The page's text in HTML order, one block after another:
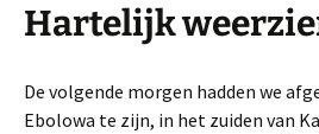
Hartelijk
De volgende morgen hadden we
Ebolowa te zijn, in het zuiden van